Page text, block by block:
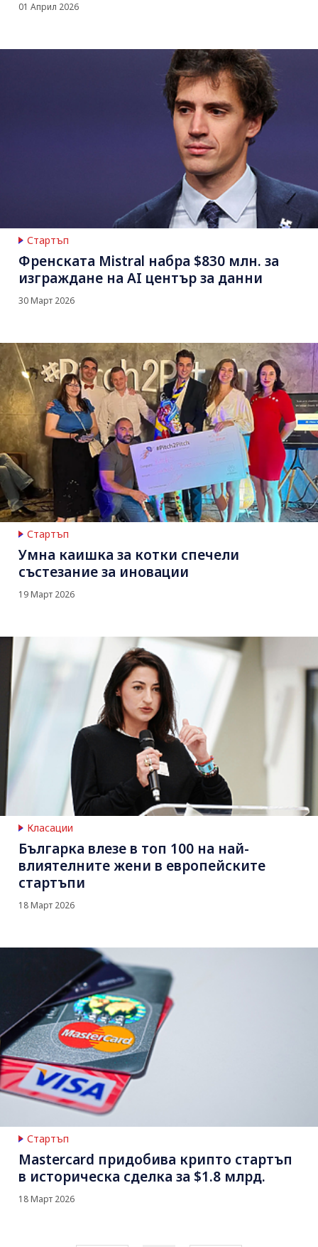
01 Април 2026
Стартъп
Френскaтa Mistral набра $830 млн. за
изграждане на AI център за данни
30 Март 2026
Стартъп
Умна каишка за котки спечели
състезание за иновации
19 Март 2026
Класации
Българка влезе в топ 100 на най-
влиятелните жени в европейските
стартъпи
18 Март 2026
Стартъп
Mastercard придобива крипто стартъп
в историческа сделка за $1.8 млрд.
18 Март 2026